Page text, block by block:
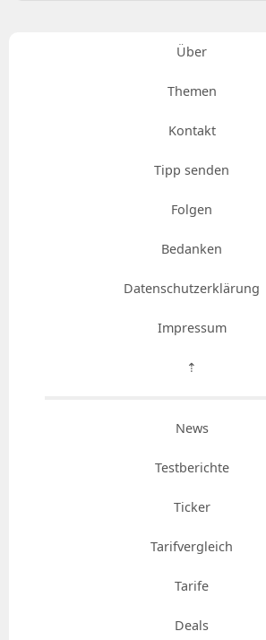
Über
Themen
Kontakt
Tipp senden
Folgen
Bedanken
Datenschutzerklärung
Impressum
⇡
News
Testberichte
Ticker
Tarifvergleich
Tarife
Deals